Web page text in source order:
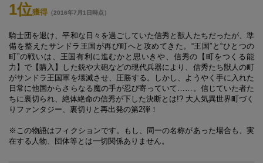
1位獲得 （2016年7月1日時点）
騎士団を退け、平和な日々を過ごしていた信秀と獣人たちだったが、準
備を整えたサンドラ王国が再び町へと攻めてきた。“王国”と“ひとつの
町”の戦いは、王国有利に進むかと思いきや、信秀の【町をつくる能
力】で【購入】した銃や大砲などの現代兵器により、信秀たち獣人の町
がサンドラ王国軍を壊滅させ、圧勝する。しかし、ようやく手に入れた
日常に他国からさらなる魔の手が忍び寄っていて……。信じていた者た
ちに裏切られ、絶体絶命の信秀が下した決断とは!? 大人気異世界町づく
りファンタジー、裏切りと再出発の第2弾！
※この物語はフィクションです。もし、同一の名称があった場合も、実
在する人物、団体等とは一切関係ありません。